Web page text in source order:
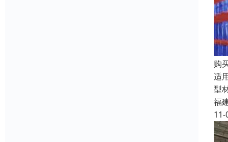
购
适
型
福
11-